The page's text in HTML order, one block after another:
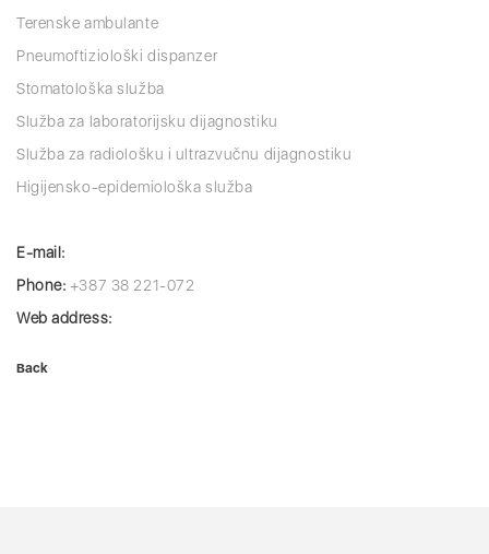
Terenske ambulante
Pneumoftiziološki dispanzer
Stomatološka služba
Služba za laboratorijsku dijagnostiku
Služba za radiološku i ultrazvučnu dijagnostiku
Higijensko-epidemiološka služba
E-mail:
Phone: +387 38 221-072
Web address:
Back